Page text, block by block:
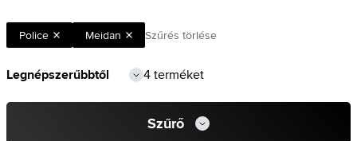
Police Meidan Szűrés törlése
4 terméket
Szűrő